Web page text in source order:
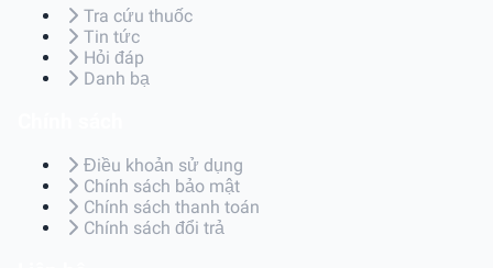
Tra cứu thuốc
Tin tức
Hỏi đáp
Danh bạ
Điều khoản sử dụng
Chính sách bảo mật
Chính sách thanh toán
Chính sách đổi trả